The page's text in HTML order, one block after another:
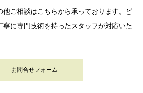
他ご相談はこちらから承っております。ど
寧に専門技術を持ったスタッフが対応いた
お問合せフォーム